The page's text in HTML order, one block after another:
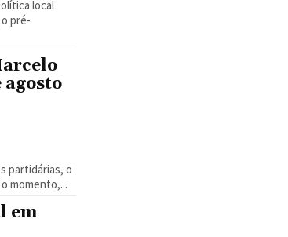
local
pré-
agosto
partidárias, o
momento,...
em